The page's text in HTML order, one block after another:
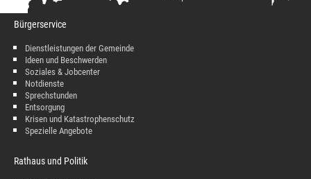
Bürgerservice
Dienstleistungen der Gemeinde
Ideen und Beschwerden
Soziales & Jobcenter
Notdienste
Sprechstunden
Entsorgung
Krisen und Katastrophenschutz
Spezielle Angebote
Rathaus und Politik